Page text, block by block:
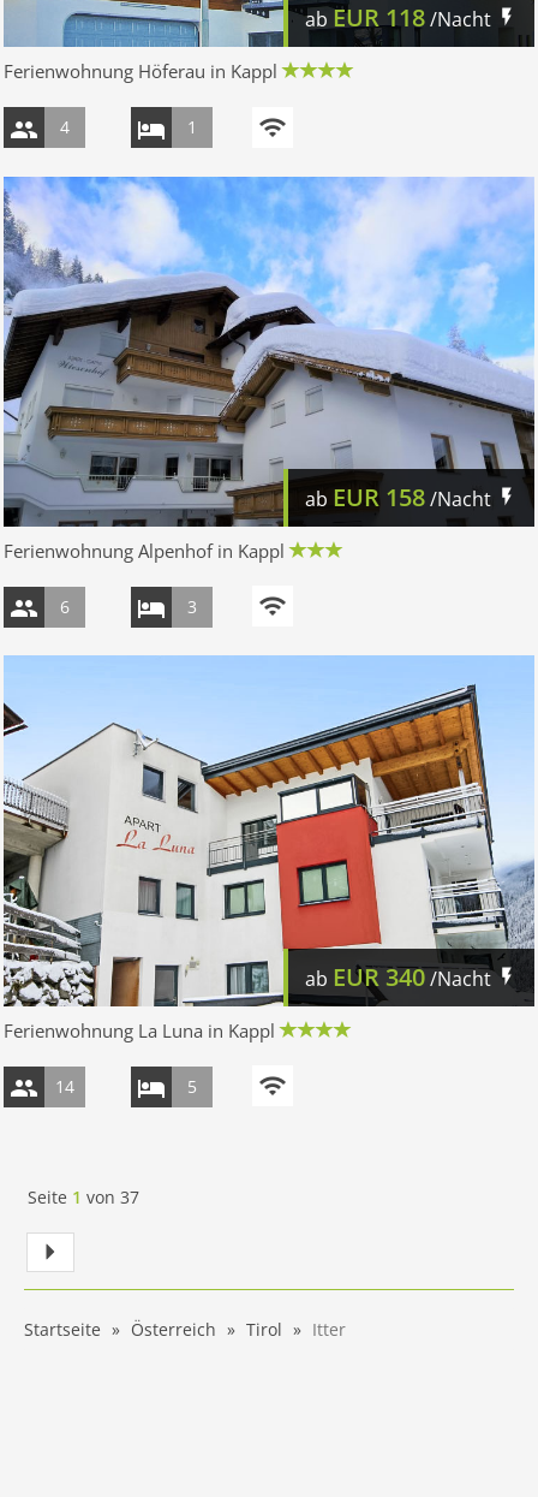
ab EUR118/Nacht
Ferienwohnung Höferau in Kappl
4 1
ab EUR 158/Nacht
Ferienwohnung Alpenhof in Kappl
6 3
ab EUR340/Nacht
Ferienwohnung La Luna in Kappl
14 5
Seite 1 von 37
Startseite Österreich Tirol Itter